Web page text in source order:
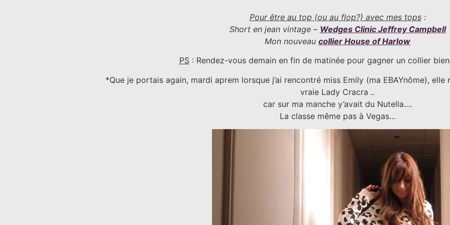
Pour être au top (ou au flop?) avec mes tops:
Short en jean vintage – Wedges Clinic Jeffrey Campbell
Mon nouveau collier House of Harlow
PS: Rendez-vous demain en fin de matinée pour gagner un collier
*Que je portais again, mardi aprem lorsque j’ai rencontré miss Emily (ma EBAYnôme), elle
vraie Lady Cracra ..
car sur ma manche y’avait du Nutella….
La classe même pas à Vegas…